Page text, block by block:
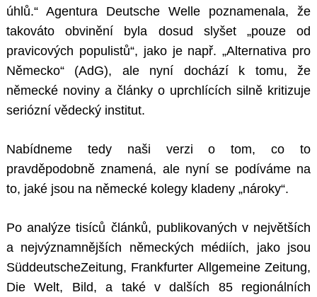
úhlů.“ Agentura Deutsche Welle poznamenala, že
takováto obvinění byla dosud slyšet „pouze od
pravicových populistů“, jako je např. „Alternativa pro
Německo“ (AdG), ale nyní dochází k tomu, že
německé noviny a články o uprchlících silně kritizuje
seriózní vědecký institut.
Nabídneme tedy naši verzi o tom, co to
pravděpodobně znamená, ale nyní se podíváme na
to, jaké jsou na německé kolegy kladeny „nároky“.
Po analýze tisíců článků, publikovaných v největších
a nejvýznamnějších německých médiích, jako jsou
SüddeutscheZeitung, Frankfurter Allgemeine Zeitung,
Die Welt, Bild, a také v dalších 85 regionálních